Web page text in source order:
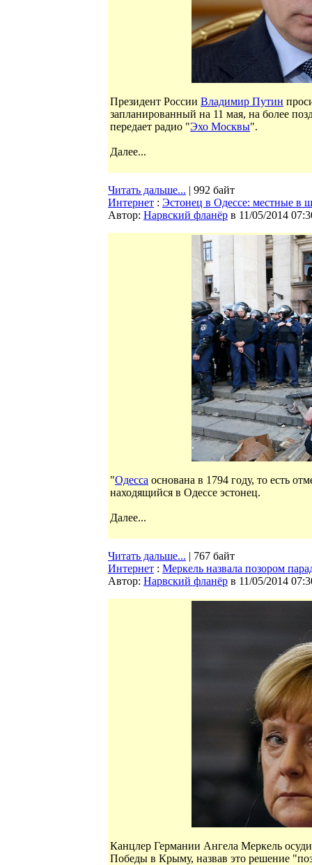
Президент России Владимир Путин
запланированный на 11 мая, на более
передает радио "Эхо Москвы".
Далее...
Читать дальше... | 992 байт
Интернет : Эстонец в Одессе: местные в
Автор: Нарвский фланёр в 11/05/2014
"Одесса основана в 1794 году, то есть
находящийся в Одессе эстонец.
Далее...
Читать дальше... | 767 байт
Интернет : Меркель назвала позором
Автор: Нарвский фланёр в 11/05/2014
Канцлер Германии Ангела Меркель
Победы в Крыму, назвав это решение